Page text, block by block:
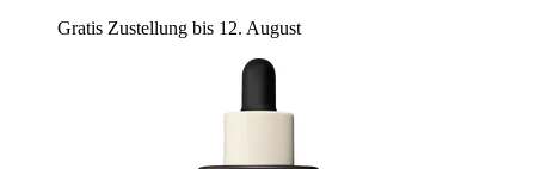
Gratis Zustellung bis 12. August